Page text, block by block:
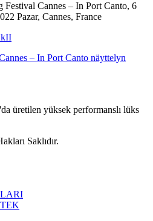
Festival Cannes – In Port Canto, 6
Pazar, Cannes, France
– In Port Canto näyttelyn
üretilen yüksek performanslı lüks
Saklıdır.